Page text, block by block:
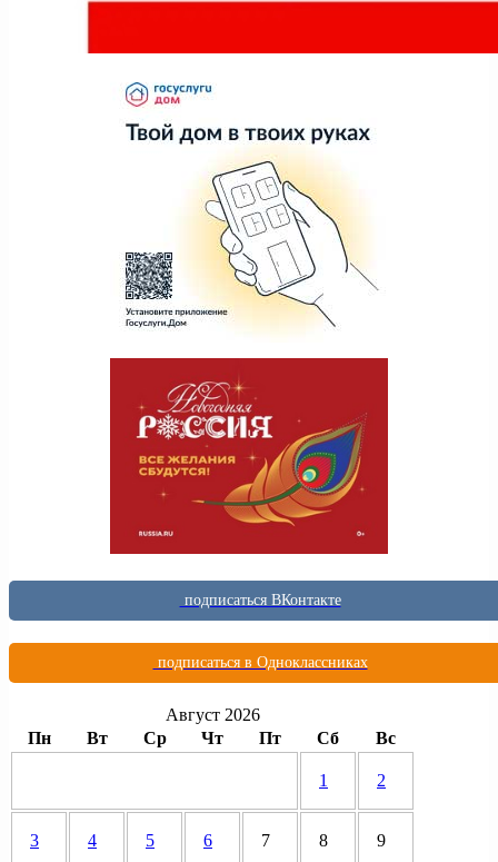
подписаться ВКонтакте
подписаться в Одноклассниках
Август 2026
Пн
Вт Ср Чт Пт Сб Вс
1 2
3 4 5 6 7 8 9